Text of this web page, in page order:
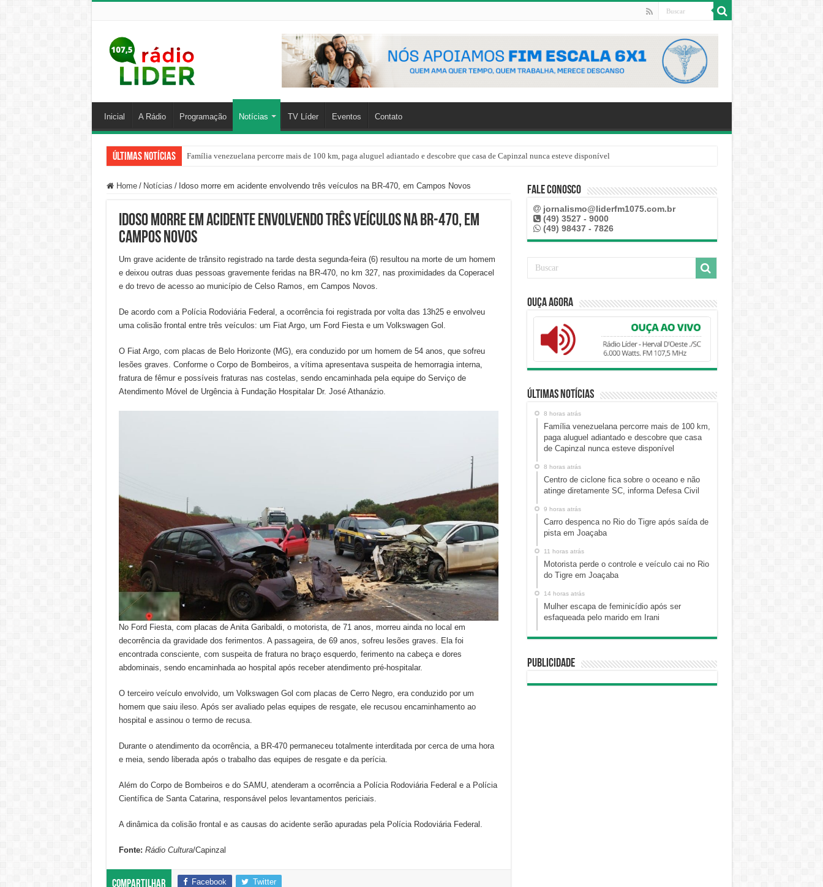
Inicial A Rádio Programação Notícias TV Líder Eventos Contato
Últimas Notícias Família venezuelana percorre mais de 100 km, paga aluguel adiantado e descobre que casa de Capinzal nunca esteve disponível
Home / Notícias / Idoso morre em acidente envolvendo três veículos na BR-470, em Campos Novos
Idoso morre em acidente envolvendo três veículos na BR-470, em
Campos Novos
Um grave acidente de trânsito registrado na tarde desta segunda-feira (6) resultou na morte de um homem
e deixou outras duas pessoas gravemente feridas na BR-470, no km 327, nas proximidades da Coperacel
e do trevo de acesso ao município de Celso Ramos, em Campos Novos.
De acordo com a Polícia Rodoviária Federal, a ocorrência foi registrada por volta das 13h25 e envolveu
uma colisão frontal entre três veículos: um Fiat Argo, um Ford Fiesta e um Volkswagen Gol.
O Fiat Argo, com placas de Belo Horizonte (MG), era conduzido por um homem de 54 anos, que sofreu
lesões graves. Conforme o Corpo de Bombeiros, a vítima apresentava suspeita de hemorragia interna,
fratura de fêmur e possíveis fraturas nas costelas, sendo encaminhada pela equipe do Serviço de
Atendimento Móvel de Urgência à Fundação Hospitalar Dr. José Athanázio.
No Ford Fiesta, com placas de Anita Garibaldi, o motorista, de 71 anos, morreu ainda no local em
decorrência da gravidade dos ferimentos. A passageira, de 69 anos, sofreu lesões graves. Ela foi
encontrada consciente, com suspeita de fratura no braço esquerdo, ferimento na cabeça e dores
abdominais, sendo encaminhada ao hospital após receber atendimento pré-hospitalar.
O terceiro veículo envolvido, um Volkswagen Gol com placas de Cerro Negro, era conduzido por um
homem que saiu ileso. Após ser avaliado pelas equipes de resgate, ele recusou encaminhamento ao
hospital e assinou o termo de recusa.
Durante o atendimento da ocorrência, a BR-470 permaneceu totalmente interditada por cerca de uma hora
e meia, sendo liberada após o trabalho das equipes de resgate e da perícia.
Além do Corpo de Bombeiros e do SAMU, atenderam a ocorrência a Polícia Rodoviária Federal e a Polícia
Científica de Santa Catarina, responsável pelos levantamentos periciais.
A dinâmica da colisão frontal e as causas do acidente serão apuradas pela Polícia Rodoviária Federal.
Fonte: Rádio Cultura/Capinzal
Compartilhar Facebook Twitter
Fale Conosco
jornalismo@liderfm1075.com.br
(49) 3527 - 9000
(49) 98437 - 7826
Ouça Agora
Últimas Notícias
8 horas atrás
Família venezuelana percorre mais de 100 km,
paga aluguel adiantado e descobre que casa
de Capinzal nunca esteve disponível
8 horas atrás
Centro de ciclone fica sobre o oceano e não
atinge diretamente SC, informa Defesa Civil
9 horas atrás
Carro despenca no Rio do Tigre após saída de
pista em Joaçaba
11 horas atrás
Motorista perde o controle e veículo cai no Rio
do Tigre em Joaçaba
14 horas atrás
Mulher escapa de feminicídio após ser
esfaqueada pelo marido em Irani
Publicidade